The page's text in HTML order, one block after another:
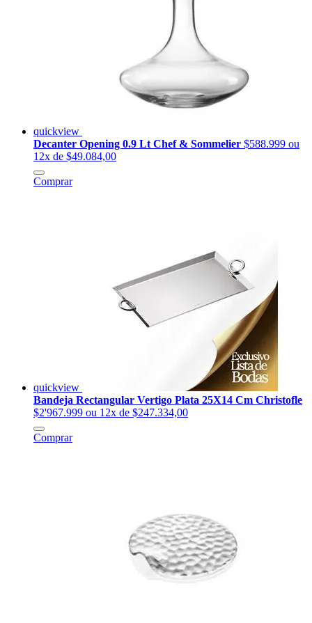
quickview
Decanter Opening 0.9 Lt Chef & Sommelier $588.999 ou
12x de $49.084,00
Comprar
quickview
Bandeja Rectangular Vertigo Plata 25X14 Cm Christofle
$2'967.999 ou 12x de $247.334,00
Comprar